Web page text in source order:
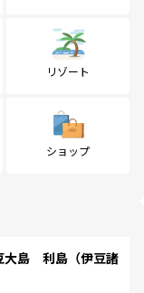
リゾート
ショップ
島 利島（伊豆諸